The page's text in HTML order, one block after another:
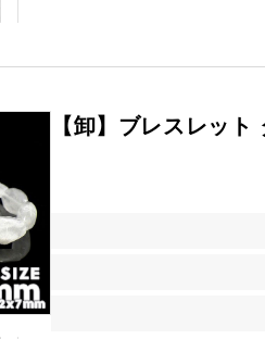
【卸】ブレスレッ